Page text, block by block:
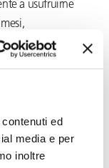
ed
media e per
inoltre
a usufruirne
la mancata
compresa
In assenza
al